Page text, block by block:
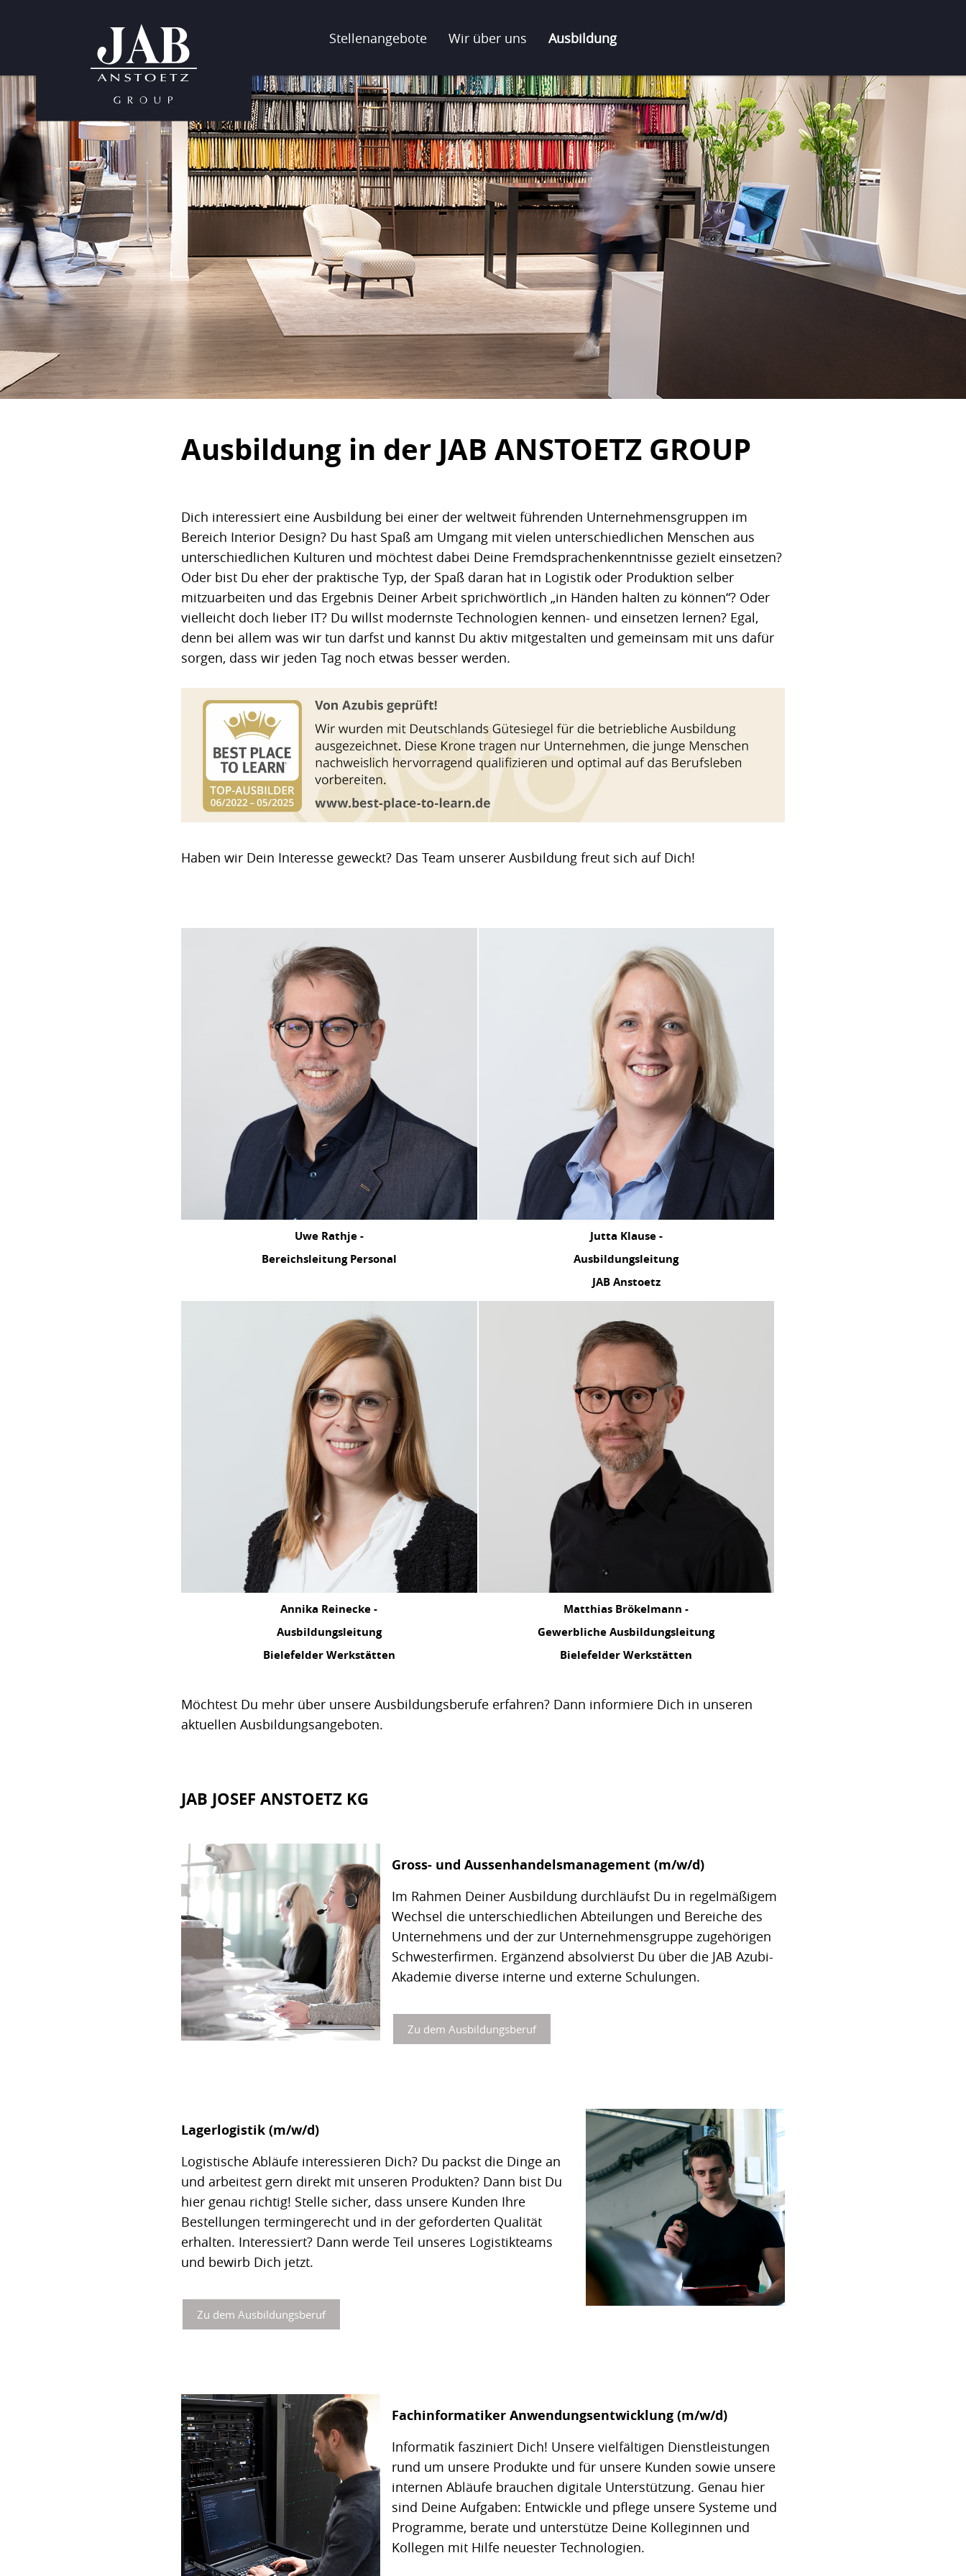
Stellenangebote Wir über uns Ausbildung
Ausbildung in der JAB ANSTOETZ GROUP
Dich interessiert eine Ausbildung bei einer der weltweit führenden Unternehmensgruppen im
Bereich Interior Design? Du hast Spaß am Umgang mit vielen unterschiedlichen Menschen aus
unterschiedlichen Kulturen und möchtest dabei Deine Fremdsprachenkenntnisse gezielt einsetzen?
Oder bist Du eher der praktische Typ, der Spaß daran hat in Logistik oder Produktion selber
mitzuarbeiten und das Ergebnis Deiner Arbeit sprichwörtlich „in Händen halten zu können“? Oder
vielleicht doch lieber IT? Du willst modernste Technologien kennen- und einsetzen lernen? Egal,
denn bei allem was wir tun darfst und kannst Du aktiv mitgestalten und gemeinsam mit uns dafür
sorgen, dass wir jeden Tag noch etwas besser werden.
Haben wir Dein Interesse geweckt? Das Team unserer Ausbildung freut sich auf Dich!
Uwe Rathje -
Bereichsleitung Personal
Jutta Klause -
Ausbildungsleitung
JAB Anstoetz
Annika Reinecke -
Ausbildungsleitung
Bielefelder Werkstätten
Matthias Brökelmann -
Gewerbliche Ausbildungsleitung
Bielefelder Werkstätten
Möchtest Du mehr über unsere Ausbildungsberufe erfahren? Dann informiere Dich in unseren
aktuellen Ausbildungsangeboten.
JAB JOSEF ANSTOETZ KG
Gross- und Aussenhandelsmanagement (m/w/d)
Im Rahmen Deiner Ausbildung durchläufst Du in regelmäßigem
Wechsel die unterschiedlichen Abteilungen und Bereiche des
Unternehmens und der zur Unternehmensgruppe zugehörigen
Schwesterfirmen. Ergänzend absolvierst Du über die JAB Azubi-
Akademie diverse interne und externe Schulungen.
Zu dem Ausbildungsberuf
Lagerlogistik (m/w/d)
Logistische Abläufe interessieren Dich? Du packst die Dinge an
und arbeitest gern direkt mit unseren Produkten? Dann bist Du
hier genau richtig! Stelle sicher, dass unsere Kunden Ihre
Bestellungen termingerecht und in der geforderten Qualität
erhalten. Interessiert? Dann werde Teil unseres Logistikteams
und bewirb Dich jetzt.
Zu dem Ausbildungsberuf
Fachinformatiker Anwendungsentwicklung (m/w/d)
Informatik fasziniert Dich! Unsere vielfältigen Dienstleistungen
rund um unsere Produkte und für unsere Kunden sowie unsere
internen Abläufe brauchen digitale Unterstützung. Genau hier
sind Deine Aufgaben: Entwickle und pflege unsere Systeme und
Programme, berate und unterstütze Deine Kolleginnen und
Kollegen mit Hilfe neuester Technologien.